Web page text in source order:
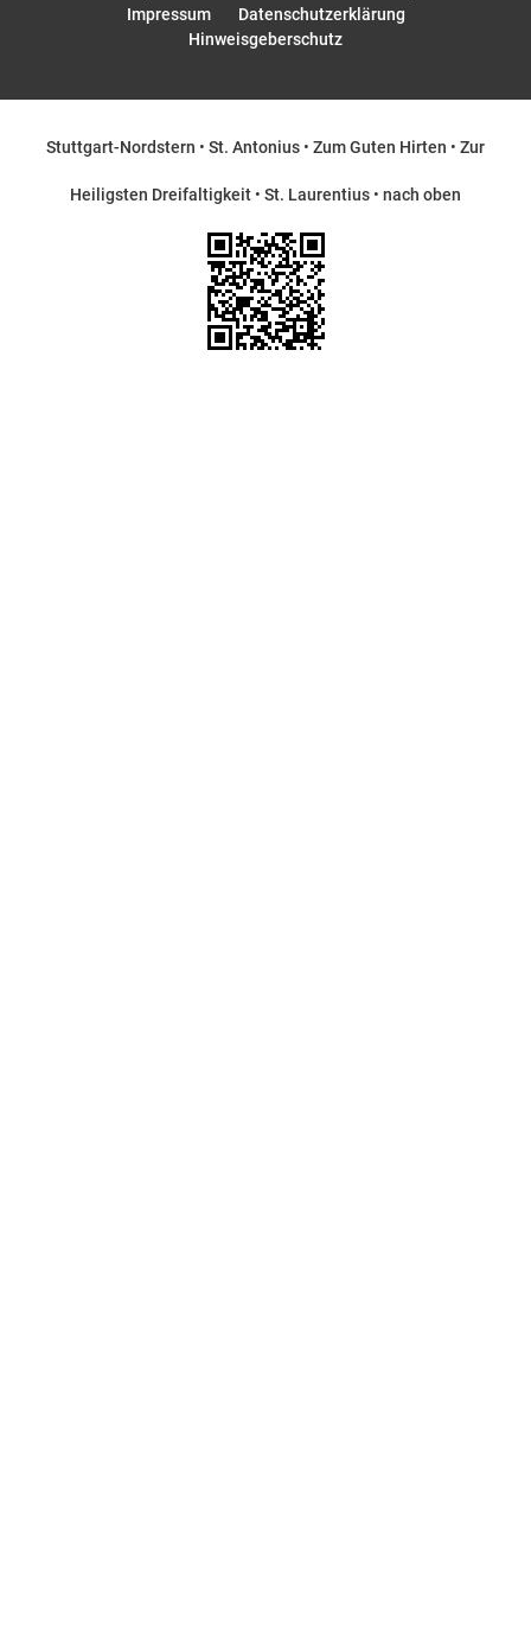
Impressum
Datenschutzerklärung
Hinweisgeberschutz
Stuttgart-Nordstern • St. Antonius • Zum Guten Hirten • Zur
Heiligsten Dreifaltigkeit • St. Laurentius • nach oben